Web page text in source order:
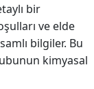
bir
ve elde
bilgiler. Bu
kimyasal